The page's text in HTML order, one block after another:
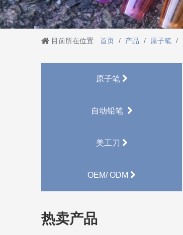
目前所在位置: 首页 / 产品 / 原子笔 /
原子笔
自动铅笔
美工刀
OEM/ ODM
热卖产品